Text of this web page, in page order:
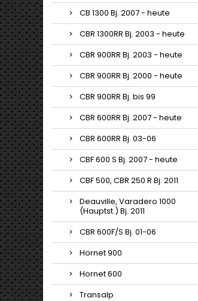
CB 1300 Bj. 2007 - heute
CBR 1300RR Bj. 2003 - heute
CBR 900RR Bj. 2003 - heute
CBR 900RR Bj. 2000 - heute
CBR 900RR Bj. bis 99
CBR 600RR Bj. 2007 - heute
CBR 600RR Bj. 03-06
CBF 600 S Bj. 2007 - heute
CBF 500, CBR 250 R Bj. 2011
Deauville, Varadero 1000
(Hauptst.) Bj. 2011
CBR 600F/S Bj. 01-06
Hornet 900
Hornet 600
Transalp